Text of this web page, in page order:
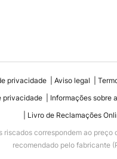
privacidade Aviso legal
privacidade
Informações sobre
Livro de Reclamações
riscados correspondem ao preço
recomendado pelo fabricante